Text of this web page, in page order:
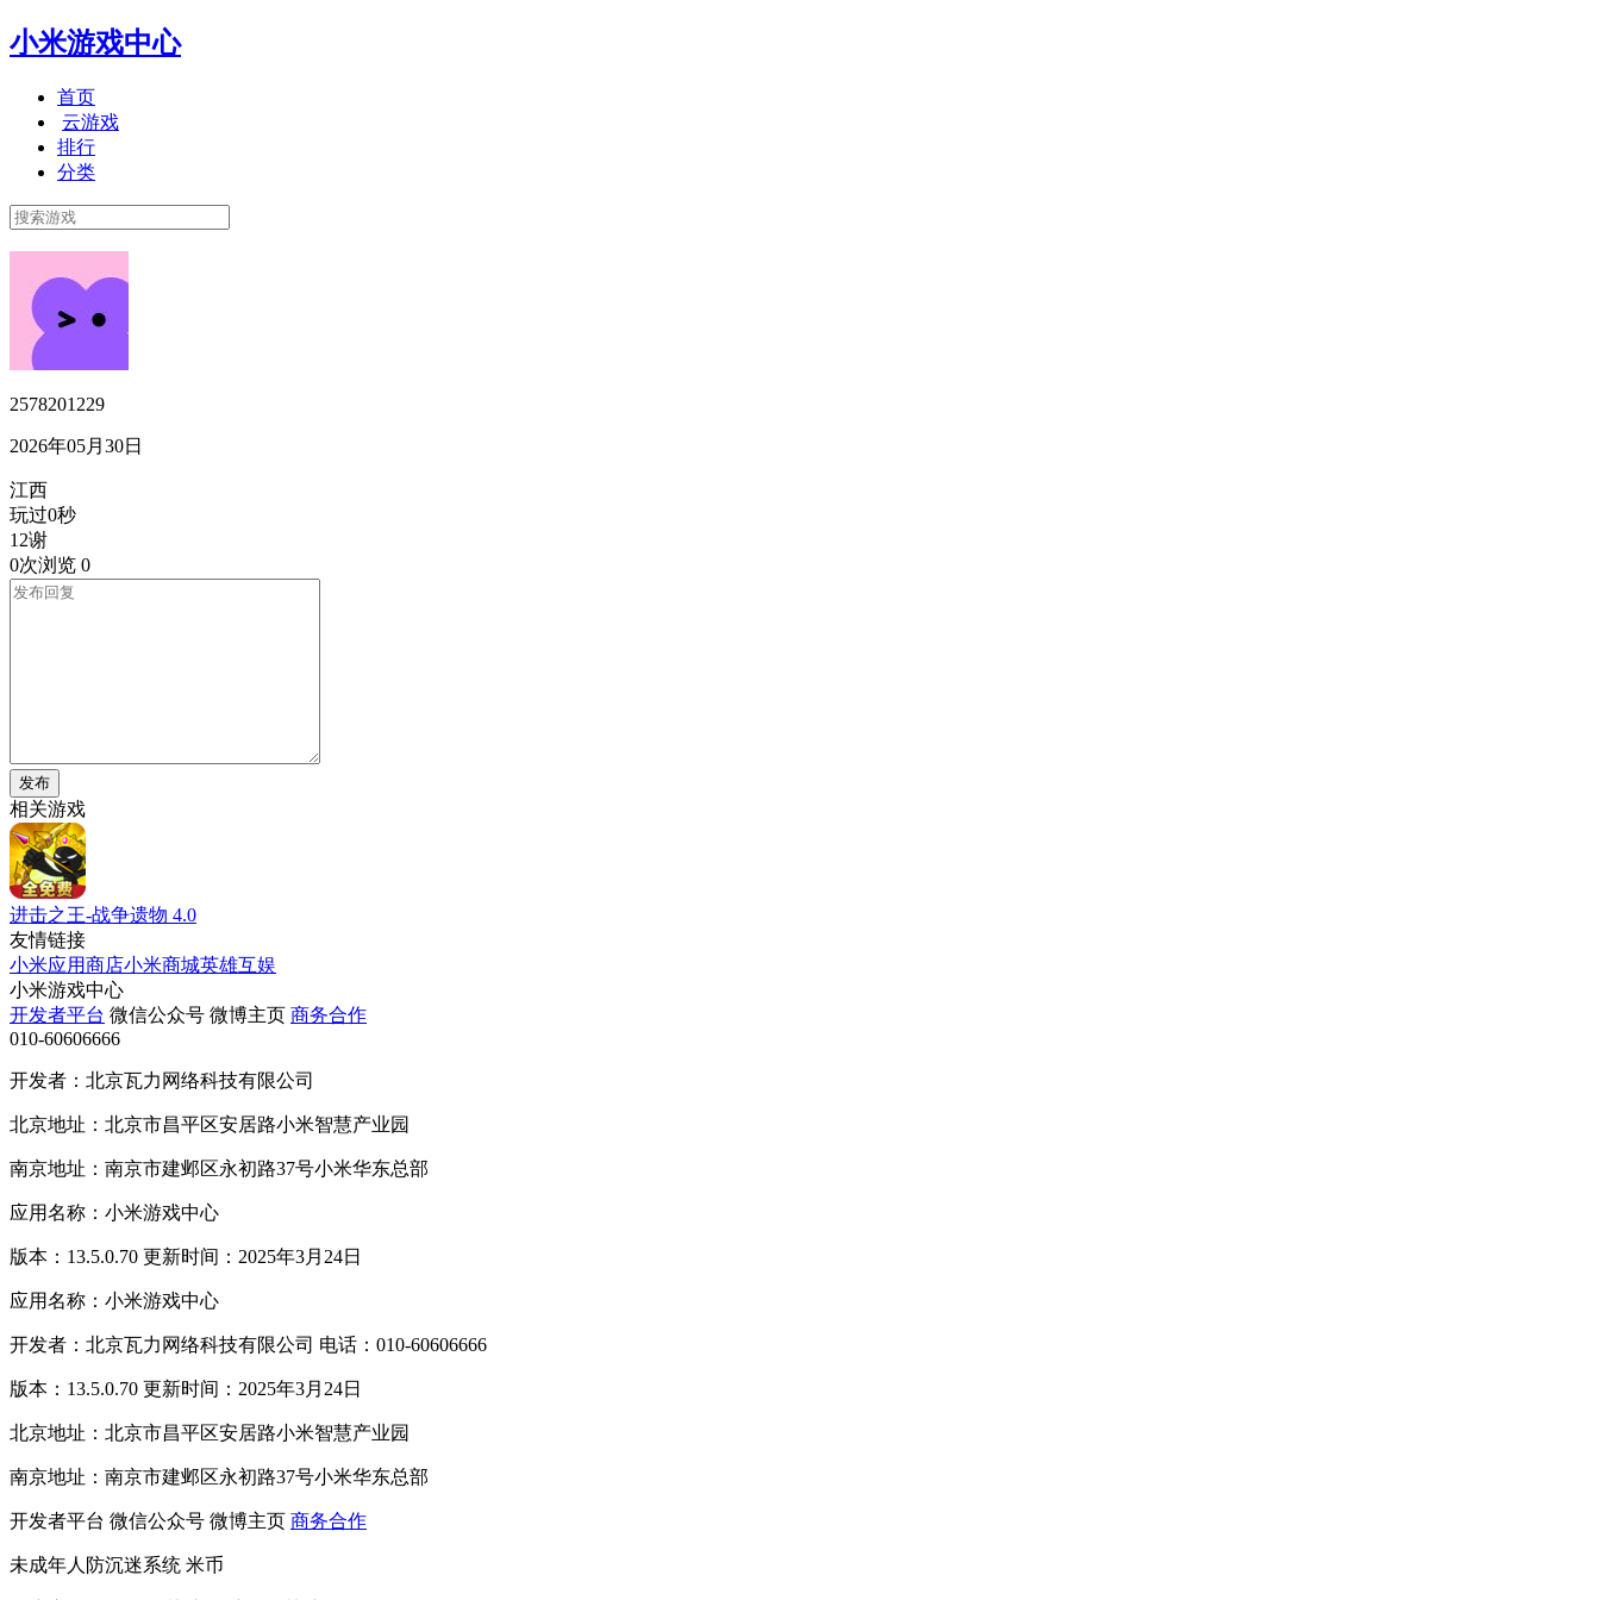
小米游戏中心
首页
云游戏
排行
分类
2578201229
2026年05月30日
江西
玩过0秒
12谢
0次浏览 0
发布
相关游戏
进击之王-战争遗物 4.0
友情链接
小米应用商店小米商城英雄互娱
小米游戏中心
开发者平台 微信公众号 微博主页 商务合作
010-60606666
开发者：北京瓦力网络科技有限公司
北京地址：北京市昌平区安居路小米智慧产业园
南京地址：南京市建邺区永初路37号小米华东总部
应用名称：小米游戏中心
版本：13.5.0.70 更新时间：2025年3月24日
应用名称：小米游戏中心
开发者：北京瓦力网络科技有限公司 电话：010-60606666
版本：13.5.0.70 更新时间：2025年3月24日
北京地址：北京市昌平区安居路小米智慧产业园
南京地址：南京市建邺区永初路37号小米华东总部
开发者平台 微信公众号 微博主页 商务合作
未成年人防沉迷系统 米币